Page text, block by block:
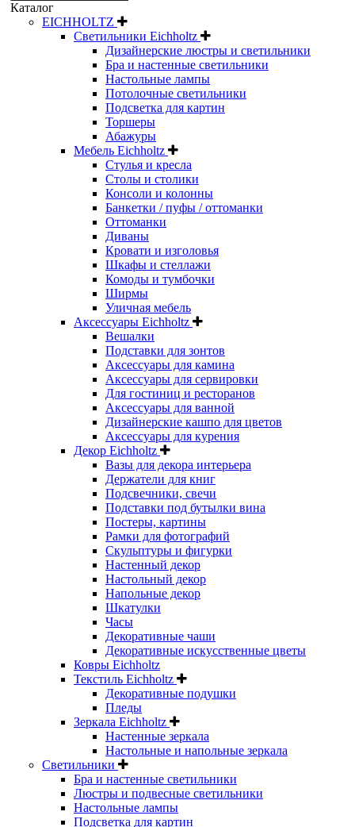
Каталог
EICHHOLTZ
Светильники Eichholtz
Дизайнерские люстры и светильники
Бра и настенные светильники
Настольные лампы
Потолочные светильники
Подсветка для картин
Торшеры
Абажуры
Мебель Eichholtz
Стулья и кресла
Столы и столики
Консоли и колонны
Банкетки / пуфы / оттоманки
Оттоманки
Диваны
Кровати и изголовья
Шкафы и стеллажи
Комоды и тумбочки
Ширмы
Уличная мебель
Аксессуары Eichholtz
Вешалки
Подставки для зонтов
Аксессуары для камина
Аксессуары для сервировки
Для гостиниц и ресторанов
Аксессуары для ванной
Дизайнерские кашпо для цветов
Аксессуары для курения
Декор Eichholtz
Вазы для декора интерьера
Держатели для книг
Подсвечники, свечи
Подставки под бутылки вина
Постеры, картины
Рамки для фотографий
Скульптуры и фигурки
Настенный декор
Настольный декор
Напольные декор
Шкатулки
Часы
Декоративные чаши
Декоративные искусственные цветы
Ковры Eichholtz
Текстиль Eichholtz
Декоративные подушки
Пледы
Зеркала Eichholtz
Настенные зеркала
Настольные и напольные зеркала
Светильники
Бра и настенные светильники
Люстры и подвесные светильники
Настольные лампы
Подсветка для картин